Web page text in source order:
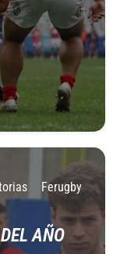
Ferugby
AÑO